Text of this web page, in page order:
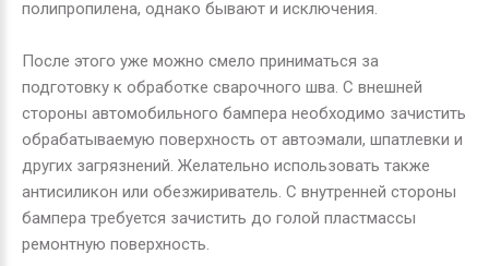
полипропилена, однако бывают и исключения.
После этого уже можно смело приниматься за
подготовку к обработке сварочного шва. С внешней
стороны автомобильного бампера необходимо зачистить
обрабатываемую поверхность от автоэмали, шпатлевки и
других загрязнений. Желательно использовать также
антисиликон или обезжириватель. С внутренней стороны
бампера требуется зачистить до голой пластмассы
ремонтную поверхность.